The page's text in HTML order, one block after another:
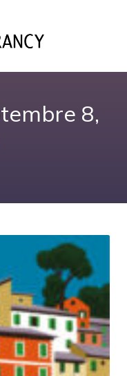
8,